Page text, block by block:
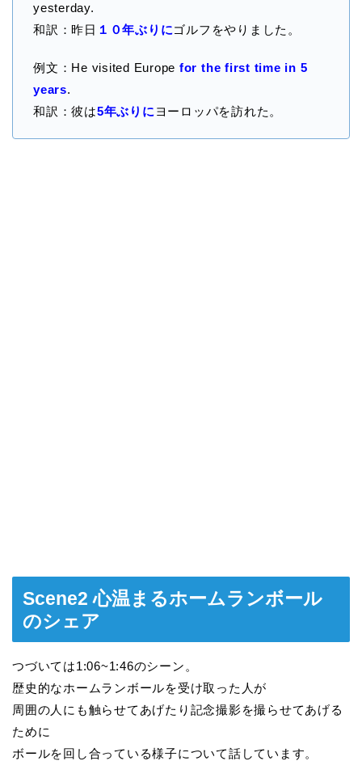
yesterday.
和訳：昨日 １０年ぶりにゴルフをやりました。
例文：He visited Europe for the first time in 5
years.
和訳：彼は5年ぶりにヨーロッパを訪れた。
Scene2 心温まるホームランボール
のシェア
つづいては1:06~1:46のシーン。
歴史的なホームランボールを受け取った人が
周囲の人にも触らせてあげたり記念撮影を撮らせてあげる
ために
ボールを回し合っている様子について話しています。